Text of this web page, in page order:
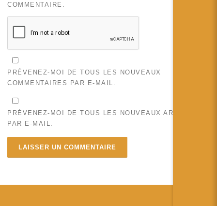
COMMENTAIRE.
PRÉVENEZ-MOI DE TOUS LES NOUVEAUX
COMMENTAIRES PAR E-MAIL.
PRÉVENEZ-MOI DE TOUS LES NOUVEAUX ARTICLES
PAR E-MAIL.